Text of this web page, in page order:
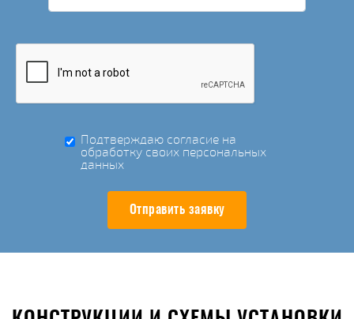
Подтверждаю согласие на
обработку своих персональных
данных
Отправить заявку